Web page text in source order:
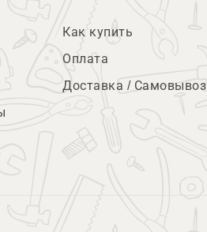
Как купить
Оплата
Доставка / Самовывоз